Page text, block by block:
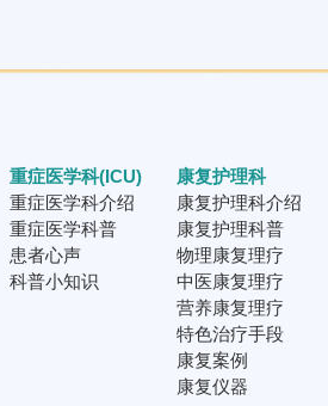
重症医学科(ICU)
重症医学科介绍
重症医学科普
患者心声
科普小知识
康复护理科
康复护理科介绍
康复护理科普
物理康复理疗
中医康复理疗
营养康复理疗
特色治疗手段
康复案例
康复仪器